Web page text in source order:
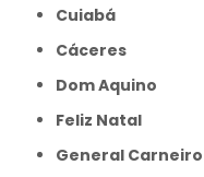
Cuiabá
Cáceres
Dom Aquino
Feliz Natal
General Carneiro